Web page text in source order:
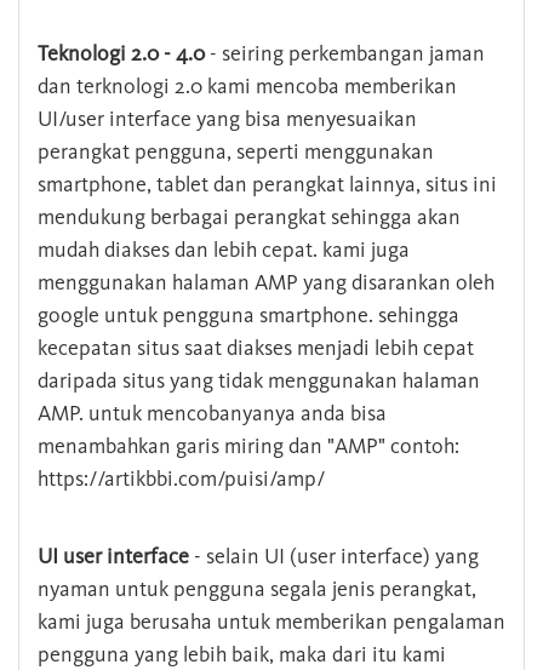
Teknologi 2.0 - 4.0- seiring perkembangan jaman
dan terknologi 2.0 kami mencoba memberikan
UI/user interface yang bisa menyesuaikan
perangkat pengguna, seperti menggunakan
smartphone, tablet dan perangkat lainnya, situs ini
mendukung berbagai perangkat sehingga akan
mudah diakses dan lebih cepat. kami juga
menggunakan halaman AMP yang disarankan oleh
google untuk pengguna smartphone. sehingga
kecepatan situs saat diakses menjadi lebih cepat
daripada situs yang tidak menggunakan halaman
AMP. untuk mencobanyanya anda bisa
menambahkan garis miring dan "AMP" contoh:
https://artikbbi.com/puisi/amp/
UI user interface - selain UI (user interface) yang
nyaman untuk pengguna segala jenis perangkat,
kami juga berusaha untuk memberikan pengalaman
pengguna yang lebih baik, maka dari itu kami